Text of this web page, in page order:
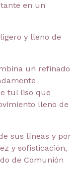
en un
y lleno de
un refinado
tul liso que
lleno de
sus líneas y por
y sofisticación,
de Comunión